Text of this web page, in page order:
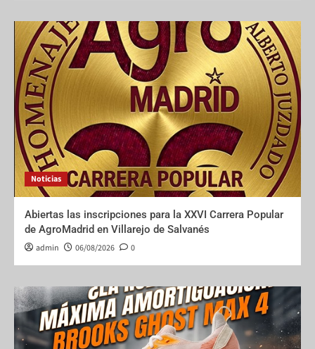
Noticias
Abiertas las inscripciones para la XXVI Carrera Popular
de AgroMadrid en Villarejo de Salvanés
admin 06/08/2026 0